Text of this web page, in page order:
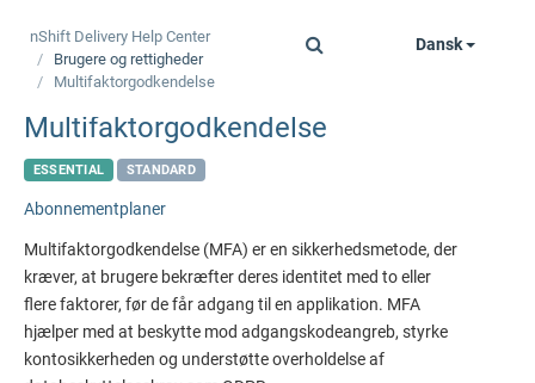
Dansk
nShift Delivery Help Center
Brugere og rettigheder
Multifaktorgodkendelse
Multifaktorgodkendelse
ESSENTIAL STANDARD
Abonnementplaner
Multifaktorgodkendelse (MFA) er en sikkerhedsmetode, der
kræver, at brugere bekræfter deres identitet med to eller
flere faktorer, før de får adgang til en applikation. MFA
hjælper med at beskytte mod adgangskodeangreb, styrke
kontosikkerheden og understøtte overholdelse af